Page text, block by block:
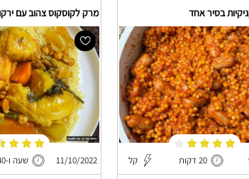
בסיר אחד
20 דקות קל
מרק לקוסקוס צהוב עם
11/10/2022 שעה ו-40 דקות